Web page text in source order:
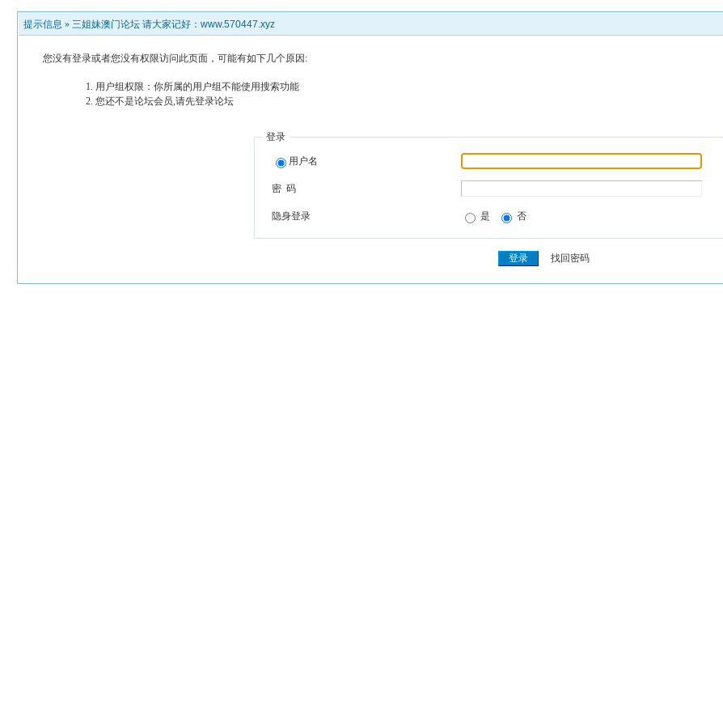
提示信息 » 三姐妹澳门论坛 请大家记好：www.570447.xyz
您没有登录或者您没有权限访问此页面，可能有如下几个原因:
用户组权限：你所属的用户组不能使用搜索功能
您还不是论坛会员,请先登录论坛
登录
用户名
密 码
隐身登录 是 否
找回密码